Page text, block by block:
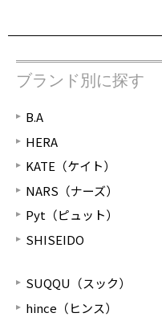
ブランド別に探す
B.A
HERA
KATE（ケイト）
NARS（ナーズ）
Pyt（ピュット）
SHISEIDO
SUQQU（スック）
hince（ヒンス）